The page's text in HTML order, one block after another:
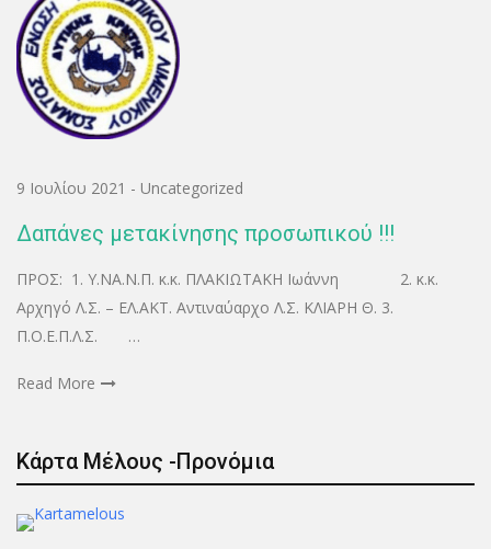
9 Ιουλίου 2021 - Uncategorized
Δαπάνες μετακίνησης προσωπικού !!!
ΠΡΟΣ: 1. Υ.ΝΑ.Ν.Π. κ.κ. ΠΛΑΚΙΩΤΑΚΗ Ιωάννη 2. κ.κ.
Αρχηγό Λ.Σ. – ΕΛ.ΑΚΤ. Αντιναύαρχο Λ.Σ. ΚΛΙΑΡΗ Θ. 3.
Π.Ο.Ε.Π.Λ.Σ. …
Read More
Κάρτα Μέλους -Προνόμια